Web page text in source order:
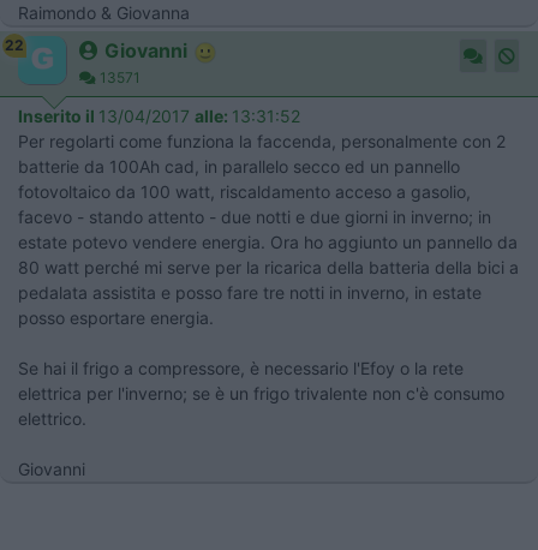
Raimondo & Giovanna
22 Giovanni
13571
Inserito il 13/04/2017 alle: 13:31:52
Per regolarti come funziona la faccenda, personalmente con 2
batterie da 100Ah cad, in parallelo secco ed un pannello
fotovoltaico da 100 watt, riscaldamento acceso a gasolio,
facevo - stando attento - due notti e due giorni in inverno; in
estate potevo vendere energia. Ora ho aggiunto un pannello da
80 watt perché mi serve per la ricarica della batteria della bici a
pedalata assistita e posso fare tre notti in inverno, in estate
posso esportare energia.
Se hai il frigo a compressore, è necessario l'Efoy o la rete
elettrica per l'inverno; se è un frigo trivalente non c'è consumo
elettrico.
Giovanni